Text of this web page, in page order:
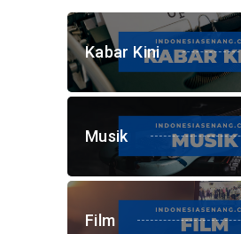
Kabar Kini
Musik
Film